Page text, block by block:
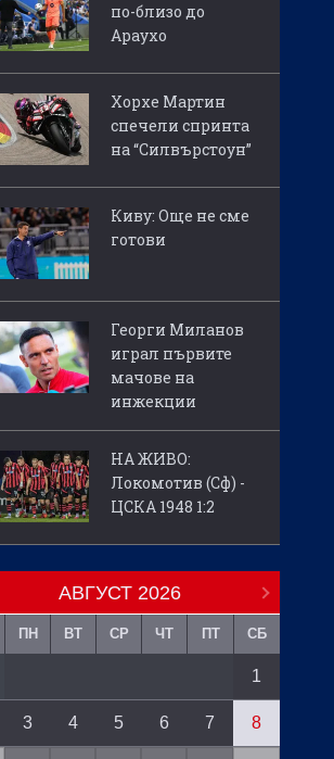
по-близо до
Араухо
Хорхе Мартин
спечели спринта
на “Силвърстоун”
Киву: Още не сме
готови
Георги Миланов
играл първите
мачове на
инжекции
НА ЖИВО:
Локомотив (Сф) -
ЦСКА 1948 1:2
АВГУСТ 2026
ПН ВТ СР ЧТ ПТ СБ
1
3 4 5 6 7 8